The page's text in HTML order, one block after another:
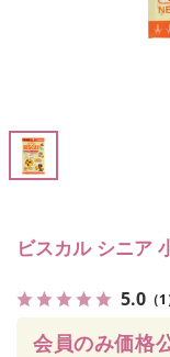
ビスカル シニア
5.0 （1
会員のみ価格